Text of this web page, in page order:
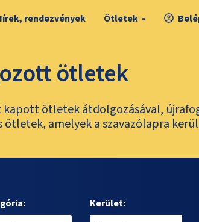
rendezvények Ötletek
ötletek
ötletek átdolgozásával,
amelyek a szavazólapra
Kerület: